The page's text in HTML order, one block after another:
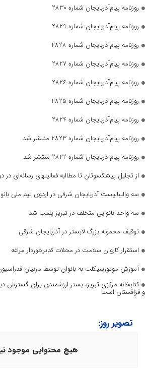
روزنامه پیام‌آذربایجان شماره 2830
روزنامه پیام‌آذربایجان شماره 2829
روزنامه پیام‌آذربایجان شماره 2828
روزنامه پیام‌آذربایجان شماره 2827
روزنامه پیام‌آذربایجان شماره 2826
روزنامه پیام‌آذربایجان شماره 2825
روزنامه پیام‌آذربایجان شماره 2824
روزنامه پیام‌آذربایجان شماره 2823 منتشر شد
روزنامه پیام‌آذربایجان شماره 2822 منتشر شد
از تجلیل پیشکسوتان تا مطالبه فعالیتهای رسانه‌ای در
سه والیبالیست آذربایجان‌ شرقی در اردوی تیم ملی
سه واحد نانوایی متخلف در تبریز پلمب شد
توقیف محموله بزرگ لابستر در آذربایجان شرقی
استقرار کاروان سلامت در محلات کم‌برخوردار مراغه
آموزش موتورسیکلت به بانوان توسط مربیان
کتابخانه مرکزی تبریز، بستر ارزشمندی برای گسترش
و قزاقستان است
تصویر روز:
هیچ محتوایی موجود